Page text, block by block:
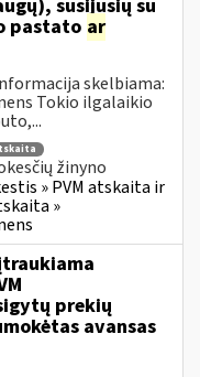
susijusių su
pastato ar
skelbiama:
Tokio ilgalaikio
žinyno
» PVM atskaita ir
»
prekių
avansas